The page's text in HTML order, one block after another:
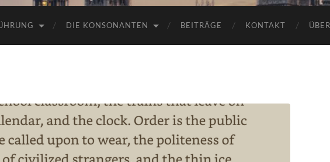
DIE KONSONANTEN BEITRÄGE KONTAKT